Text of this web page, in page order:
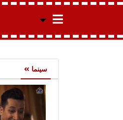
سینما